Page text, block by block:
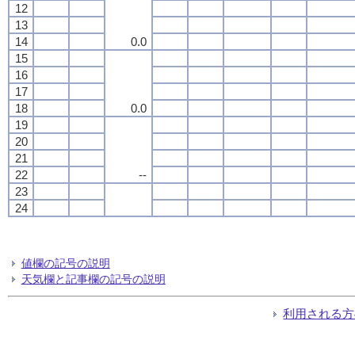
0.0
12
13
14
15
0.0
16
17
18
19
--
20
21
22
23
24
値欄の記号の説明
天気欄と記事欄の記号の説明
利用される